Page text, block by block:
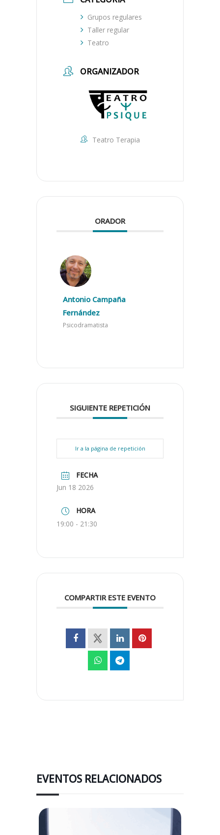
Grupos regulares
Taller regular
Teatro
ORGANIZADOR
Teatro Terapia
ORADOR
Antonio Campaña
Fernández
Psicodramatista
SIGUIENTE REPETICIÓN
Ir a la página de repetición
FECHA
Jun 18 2026
HORA
19:00 - 21:30
COMPARTIR ESTE EVENTO
EVENTOS RELACIONADOS